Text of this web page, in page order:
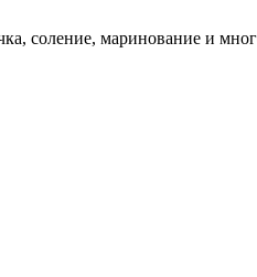
соление, маринование и